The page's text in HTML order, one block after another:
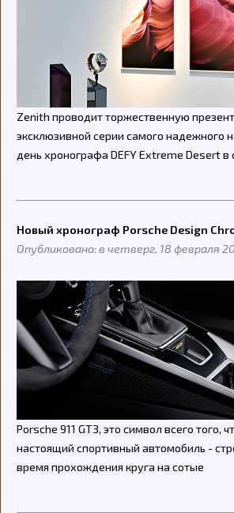
Zenith проводит торжественную
эксклюзивной серии самого надежного
день хронографа DEFY Extreme Desert в
Новый хронограф Porsche Design
Опубликовано: в четверг, 18 февраля
Porsche 911 GT3, это символ всего того,
настоящий спортивный автомобиль -
время прохождения круга на сотые